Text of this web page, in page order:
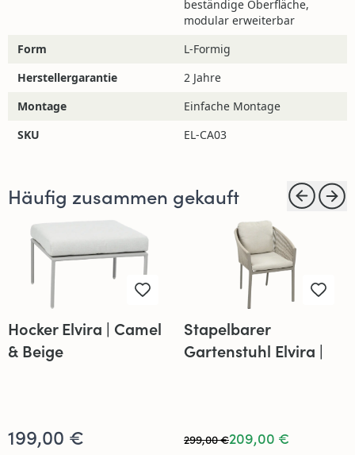
beständige Oberfläche,
modular erweiterbar
Form
L-Formig
Herstellergarantie
2 Jahre
Montage
Einfache Montage
SKU
EL-CA03
Häufig zusammen gekauft
Hocker Elvira | Camel
& Beige
199,00 €
Stapelbarer
Gartenstuhl Elvira |
209,00 €
299,00 €